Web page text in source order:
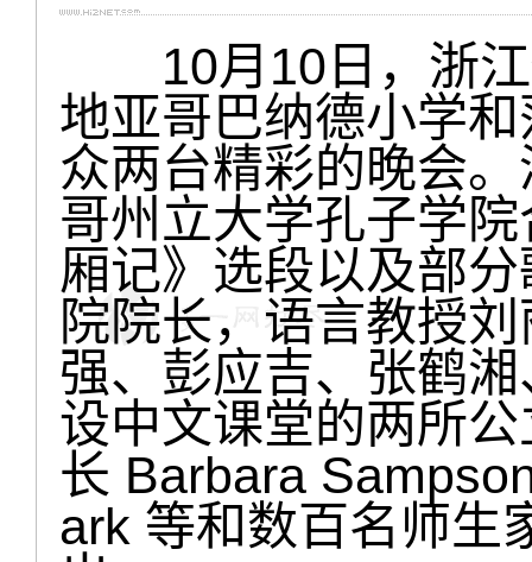
10月10日，浙江
地亚哥巴纳德小学
众两台精彩的晚会
哥州立大学孔子学
厢记》选段以及部
院院长，语言教授
强、彭应吉、张鹤
设中文课堂的两所
长 Barbara
ark 等和数百名师生